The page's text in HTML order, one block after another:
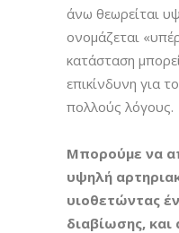
άνω θεωρείται
ονομάζεται
κατάσταση
επικίνδυνη για
πολλούς λόγους.
Μπορούμε να
υψηλή
υιοθετώντας
διαβίωσης,